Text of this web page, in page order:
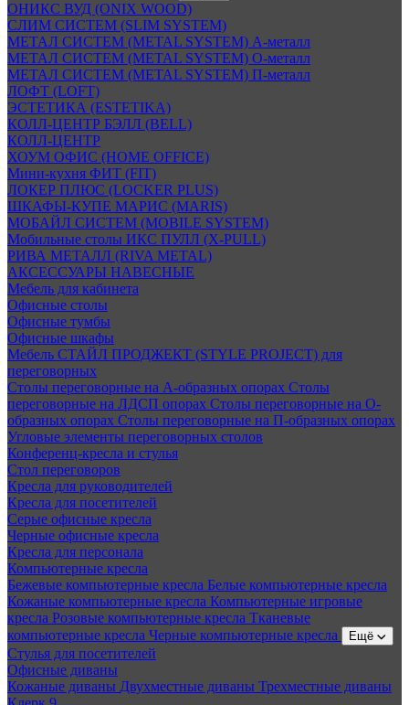
ОНИКС ВУД (ONIX WOOD)
СЛИМ СИСТЕМ (SLIM SYSTEM)
МЕТАЛ СИСТЕМ (METAL SYSTEM) А-металл
МЕТАЛ СИСТЕМ (METAL SYSTEM) О-металл
МЕТАЛ СИСТЕМ (METAL SYSTEM) П-металл
ЛОФТ (LOFT)
ЭСТЕТИКА (ESTETIKA)
КОЛЛ-ЦЕНТР БЭЛЛ (BELL)
КОЛЛ-ЦЕНТР
ХОУМ ОФИС (HOME OFFICE)
Мини-кухня ФИТ (FIT)
ЛОКЕР ПЛЮС (LOCKER PLUS)
ШКАФЫ-КУПЕ МАРИС (MARIS)
МОБАЙЛ СИСТЕМ (MOBILE SYSTEM)
Мобильные столы ИКС ПУЛЛ (X-PULL)
РИВА МЕТАЛЛ (RIVA METAL)
АКСЕССУАРЫ НАВЕСНЫЕ
Мебель для кабинета
Офисные столы
Офисные тумбы
Офисные шкафы
Мебель СТАЙЛ ПРОДЖЕКТ (STYLE PROJECT) для
переговорных
Столы переговорные на А-образных опорах Столы
переговорные на ЛДСП опорах Столы переговорные на О-
образных опорах Столы переговорные на П-образных опорах
Угловые элементы переговорных столов
Конференц-кресла и стулья
Стол переговоров
Кресла для руководителей
Кресла для посетителей
Серые офисные кресла
Черные офисные кресла
Кресла для персонала
Компьютерные кресла
Бежевые компьютерные кресла Белые компьютерные кресла
Кожаные компьютерные кресла Компьютерные игровые
кресла Розовые компьютерные кресла Тканевые
компьютерные кресла Черные компьютерные кресла Ещё
Стулья для посетителей
Офисные диваны
Кожаные диваны Двухместные диваны Трехместные диваны